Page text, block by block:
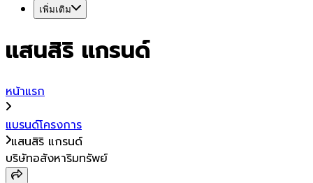
เพิ่มเติม
แสนสิริ แกรนด์
หน้าแรก
แบรนด์โครงการ
แสนสิริ แกรนด์
บริษัทอสังหาริมทรัพย์